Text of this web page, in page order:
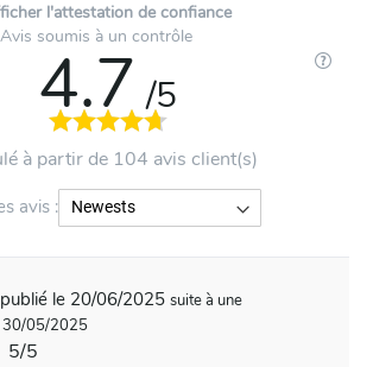
l'attestation de confiance
Avis soumis à un contrôle
4.7 /5
à partir de 104 avis client(s)
avis :
publié le 20/06/2025 suite à une
30/05/2025
5/5